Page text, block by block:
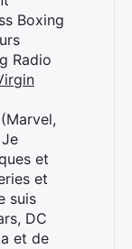
Boxing
Radio
et
et
suis
DC
et de